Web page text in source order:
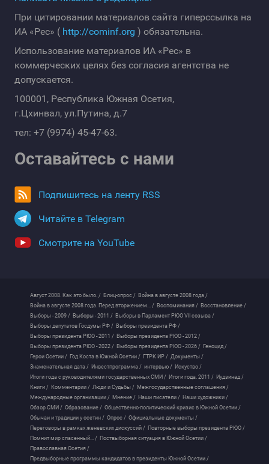
При цитировании материалов сайта гиперссылка на
ИА «Рес» ( http://cominf.org ) обязательна.
Использование материалов ИА «Рес» в
коммерческих целях без согласия агентства не
допускается.
100001, Республика Южная Осетия,
г.Цхинвал, ул.Путина, д.7
тел: +7 (9974) 45-47-63.
Оставайтесь с нами
Подпишитесь на ленту RSS
Читайте в Telegram
Смотрите на YouTube
Август 2008. Как это было. / Блиц-опрос / Война в августе 2008 года /
Война в августе 2008 года. Перед вторжением... / Воспоминания / Восстановление /
Выборы - 2009 / Выборы - 2011 / Выборы в Парламент РЮО VII созыва /
Выборы депутатов Госдумы РФ / Выборы президента РФ /
Выборы президента РЮО - 2011 / Выборы президента РЮО - 2012 /
Выборы президента РЮО - 2022 / Выборы президента РЮО - 2026 / Геноцид /
Герои Осетии / Год Коста в Южной Осетии / ГТРК ИР / Документы /
Знаменательная дата / Инвестпрограмма / интервью / Искуство /
Итоги года с руководителями государственных СМИ / Итоги года. 2011 / Иудзинад /
Книги / Комментарии / Люди и Судьбы / Межгосударственные соглашения /
Международные организации / Мнение / Наши писатели / Наши художники /
Обзор СМИ / Образование / Общественно-политический кризис в Южной Осетии /
Обычаи и традиции у осетин / Опрос / Официальные документы /
Переговоры в рамках женевских дискуссий / Повторные выборы президента РЮО /
Помнит мир спасенный... / Поствыборная ситуация в Южной Осетии /
Православная Осетия /
Предвыборные программы кандидатов в президенты Южной Осетии /